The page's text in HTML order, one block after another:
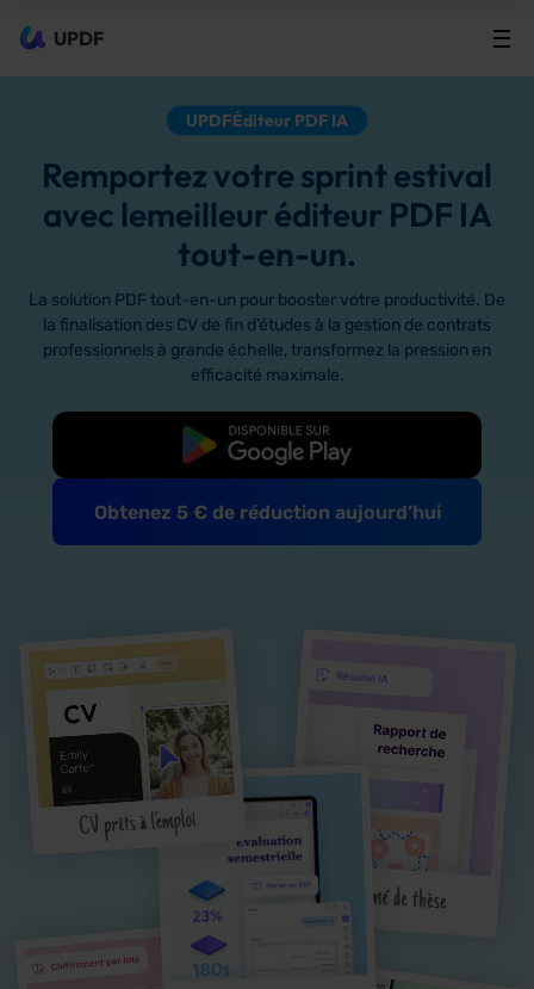
UPDF
UPDFÉditeur PDF IA
Remportez votre sprint estival
avec lemeilleur éditeur PDF IA
tout-en-un.
La solution PDF tout-en-un pour booster votre productivité. De
la finalisation des CV de fin d’études à la gestion de contrats
professionnels à grande échelle, transformez la pression en
efficacité maximale.
TÉLÉCHARGER
Obtenez 5 € de réduction aujourd’hui